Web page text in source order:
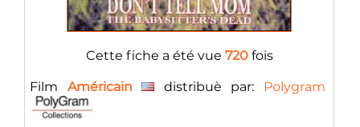
Cette fiche a été vue 720fois
Film Américain distribuè par: Polygram